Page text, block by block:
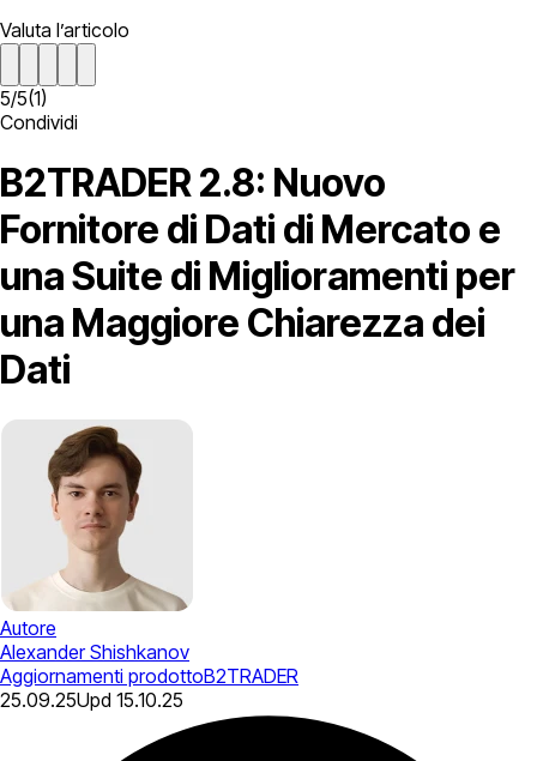
Valuta l’articolo
5/5(1)
Condividi
B2TRADER 2.8: Nuovo
Fornitore di Dati di Mercato e
una Suite di Miglioramenti per
una Maggiore Chiarezza dei
Dati
Autore
Alexander Shishkanov
Aggiornamenti prodottoB2TRADER
25.09.25Upd 15.10.25